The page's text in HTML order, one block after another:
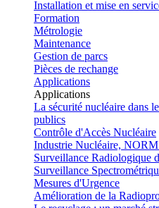
Installation et mise en
Formation
Métrologie
Maintenance
Gestion de parcs
Pièces de rechange
Applications
Applications
La sécurité nucléaire dans
publics
Contrôle d'Accès Nucléaire
Industrie Nucléaire, NORM
Surveillance Radiologique
Surveillance
Mesures d'Urgence
Amélioration de la